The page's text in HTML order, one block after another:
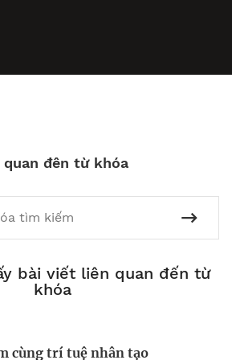
đên từ khóa
bài viết liên quan đến từ
khóa
cùng trí tuệ nhân tạo
lập 25 tuổi và tham vọng lật
bất ổn và bảo vệ sức khỏe